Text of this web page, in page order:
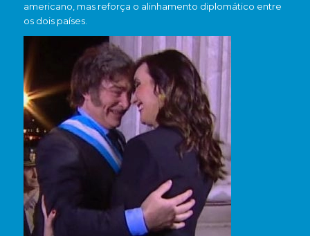
americano, mas reforça o alinhamento diplomático entre
os dois países.